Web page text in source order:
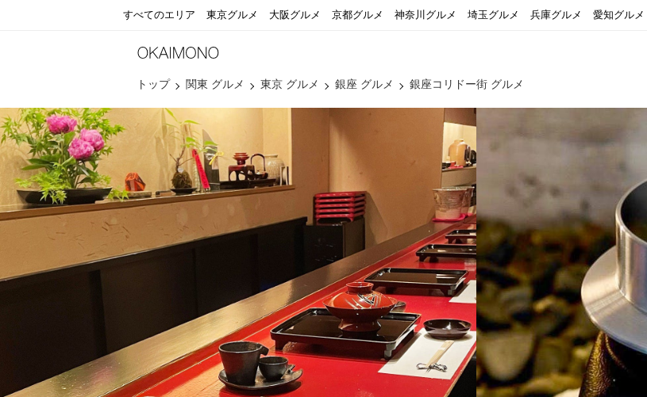
すべてのエリア 東京グルメ 大阪グルメ 京都グルメ 神奈川グルメ 埼玉グルメ 兵庫グルメ 愛知グルメ
トップ 関東 グルメ 東京 グルメ 銀座 グルメ 銀座コリドー街 グルメ